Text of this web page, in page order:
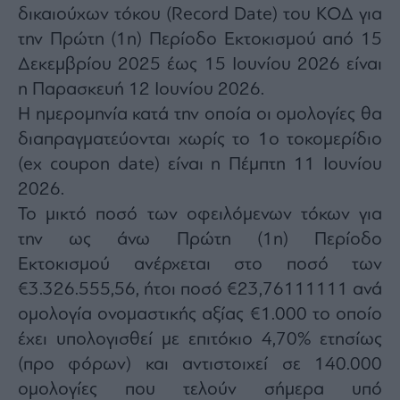
Monocle
Media
Lab
Mononews100
Εγγραφείτε
στο
Newsletter
του
mononews.gr
submitting
your
email,
δικαιούχων τόκου (Record Date) του ΚΟΔ για
την Πρώτη (1η) Περίοδο Εκτοκισμού από 15
Δεκεμβρίου 2025 έως 15 Ιουνίου 2026 είναι
η Παρασκευή 12 Ιουνίου 2026.
H ημερομηνία κατά την οποία οι ομολογίες θα
διαπραγματεύονται χωρίς το 1ο τοκομερίδιο
(ex coupon date) είναι η Πέμπτη 11 Ιουνίου
2026.
Το μικτό ποσό των οφειλόμενων τόκων για
την ως άνω Πρώτη (1η) Περίοδο
Εκτοκισμού ανέρχεται στο ποσό των
€3.326.555,56, ήτοι ποσό €23,76111111 ανά
ομολογία ονομαστικής αξίας €1.000 το οποίο
έχει υπολογισθεί με επιτόκιο 4,70% ετησίως
(προ φόρων) και αντιστοιχεί σε 140.000
ομολογίες που τελούν σήμερα υπό